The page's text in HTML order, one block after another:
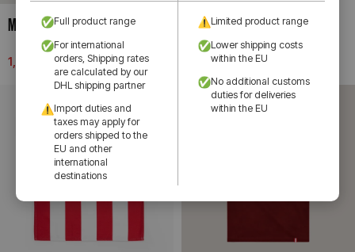
МАСКЕ ЗА МОБИЛНЕ ТЕЛЕФОНЕ
1,299.00рсд
ГУМИЦА СЕТ 3/1
190.00рсд
Full product range
For international
orders, Shipping rates
are calculated by our
DHL shipping partner
Import duties and
taxes may apply for
orders shipped to the
EU and other
international
destinations
Limited product range
Lower shipping costs
within the EU
No additional customs
duties for deliveries
within the EU